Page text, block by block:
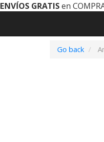
ENVÍOS GRATISen
Go back